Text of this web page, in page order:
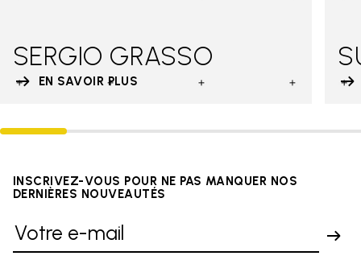
SERGIO GRASSO
EN SAVOIR PLUS
INSCRIVEZ-VOUS POUR NE PAS MANQUER NOS
DERNIÈRES NOUVEAUTÉS